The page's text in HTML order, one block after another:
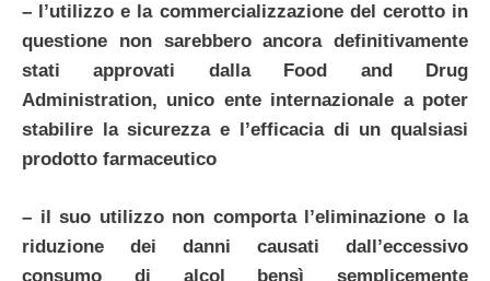
– l’utilizzo e la commercializzazione del cerotto in
questione non sarebbero ancora definitivamente
stati approvati dalla Food and Drug
Administration, unico ente internazionale a poter
stabilire la sicurezza e l’efficacia di un qualsiasi
prodotto farmaceutico
– il suo utilizzo non comporta l’eliminazione o la
riduzione dei danni causati dall’eccessivo
consumo di alcol bensì semplicemente